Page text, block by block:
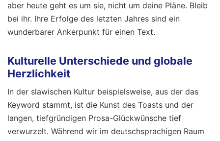
aber heute geht es um sie, nicht um deine Pläne. Bleib
bei ihr. Ihre Erfolge des letzten Jahres sind ein
wunderbarer Ankerpunkt für einen Text.
Kulturelle Unterschiede und globale
Herzlichkeit
In der slawischen Kultur beispielsweise, aus der das
Keyword stammt, ist die Kunst des Toasts und der
langen, tiefgründigen Prosa-Glückwünsche tief
verwurzelt. Während wir im deutschsprachigen Raum